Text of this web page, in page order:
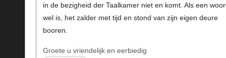
in de bezigheid der Taalkamer niet en komt. Als een
wel is, het zalder met tijd en stond van zijn eigen deure
booren.
Groete u vriendelijk en eerbiedig